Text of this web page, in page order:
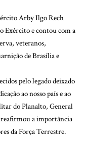
Arby Ilgo Rech
Exército e contou com a
veteranos,
de Brasília e
pelo legado deixado
ao nosso país e ao
do Planalto, General
a importância
da Força Terrestre.